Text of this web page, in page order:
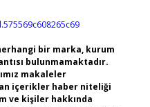
bir marka, kurum
bulunmamaktadır.
makaleler
içerikler haber niteliği
ve kişiler hakkında